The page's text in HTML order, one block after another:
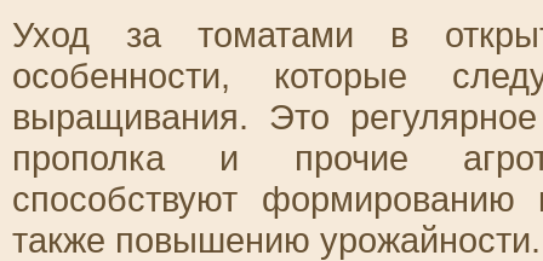
Уход за томатами в
особенности, которые
выращивания. Это
прополка и прочие
способствуют
также повышению урожайности.